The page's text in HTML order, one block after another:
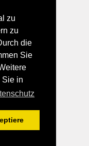
zu
zu
die
Sie
Sie in